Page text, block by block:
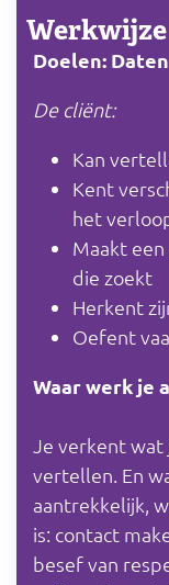
Werkwijze
Doelen: Daten
De cliënt:
Kan
Kent
het
Maakt
die zoekt
Herkent
Oefent
Waar werk je
Je verkent
vertellen. En
aantrekkelijk,
is: contact
besef van